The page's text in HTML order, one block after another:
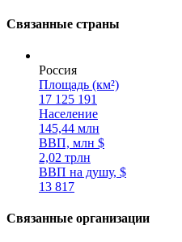
Связанные страны
Россия
Площадь (км²)
17 125 191
Население
145,44 млн
ВВП, млн $
2,02 трлн
ВВП на душу, $
13 817
Связанные организации